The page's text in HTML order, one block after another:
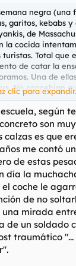
por los
de mear lo
de agua que ya
tomar duchas
desayunar le dije
tenía que irme,
una tostada con
comiendo de
veremos
Ni beso ni
siguiente me
hoy.
está uno ya y
más.
negra (una
garitos, kebabs
de
la cocida
Total que
de catar la
Una de
No concebian
de cerveza
de engullir
clic para
según
son
calzas es que
me contó
de estas
día la
coche le
de no
mirada
de un soldado
traumático "...